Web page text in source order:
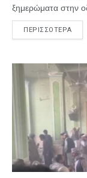
ξημερώματα στην
ΠΕΡΙΣΣΟΤΕΡΑ